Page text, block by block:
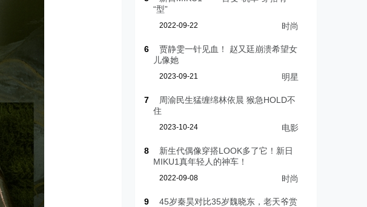
“型”
2022-09-22 时尚
6
贾静雯一针见血！ 赵又廷崩溃希望女
儿像她
2023-09-21 明星
7
周渝民生猛缠绵林依晨 猴急HOLD不
住
2023-10-24 电影
8
新生代偶像穿搭LOOK多了它！新日
MIKU1真年轻人的神车！
2022-09-08 时尚
9
45岁秦昊对比35岁魏晓东，老天爷赏